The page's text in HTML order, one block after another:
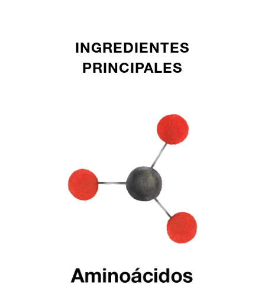
INGREDIENTES
PRINCIPALES